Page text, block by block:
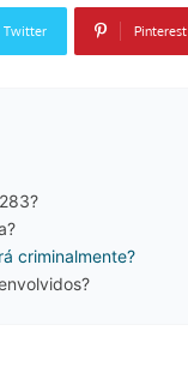
Twitter Pinterest
criminalmente?